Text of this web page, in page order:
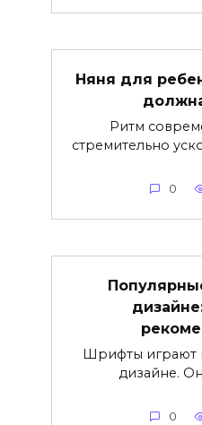
Няня для
Ритм
стремительно
0
Шрифты играют
дизайне.
0